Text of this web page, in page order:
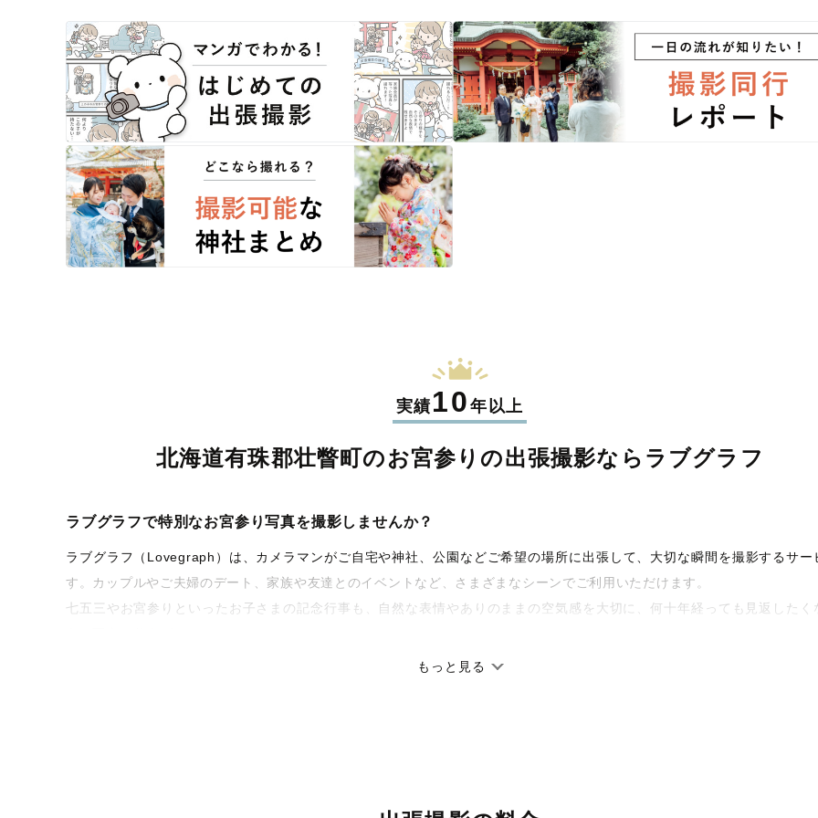
実績10年以上
北海道有珠郡壮瞥町のお宮参りの出張撮影なら ラブグラフ
ラブグラフで特別なお宮参り写真を撮影しませんか？
ラブグラフ（Lovegraph）は、カメラマンがご自宅や神社、公園などご希望の場所に出張して、大切な瞬間を撮影するサー
す。カップルやご夫婦のデート、家族や友達とのイベントなど、さまざまなシーンでご利用いただけます。
七五三やお宮参りといったお子さまの記念行事も、自然な表情やありのままの空気感を大切に、何十年経っても見返したく
もっと見る